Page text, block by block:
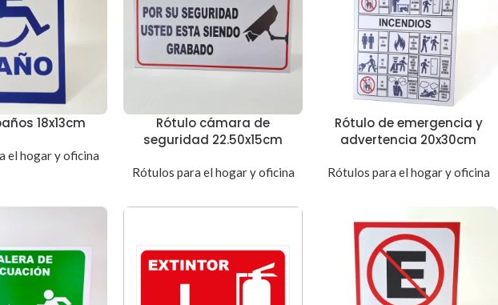
18x13cm
el hogar y oficina
Rótulo cámara de
seguridad 22.50x15cm
Rótulos para el hogar y oficina
Rótulo de emergencia y
advertencia 20x30cm
Rótulos para el hogar y oficina